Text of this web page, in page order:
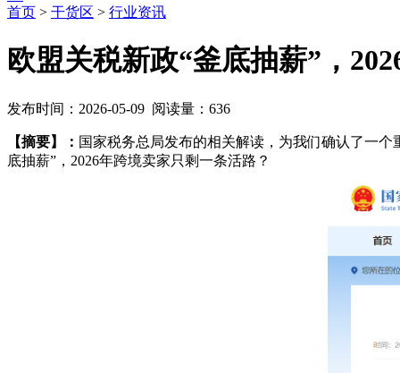
首页 > 干货区 > 行业资讯
欧盟关税新政“釜底抽薪”，
发布时间：2026-05-09 阅读量：636
【摘要】： 国家税务总局发布的相关解读，为我们确认了一
底抽薪”，2026年跨境卖家只剩一条活路？